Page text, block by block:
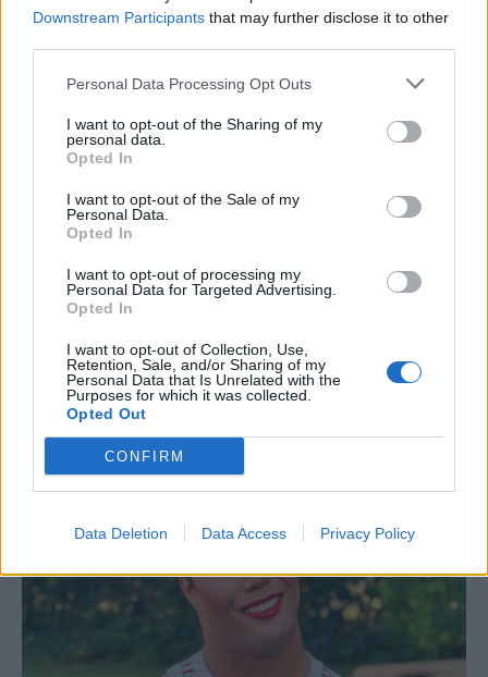
Downstream Participants that may further disclose it to other
Personal Data Processing Opt Outs
I want to opt-out of the Sharing of my
personal data.
Opted In
I want to opt-out of the Sale of my
Personal Data.
Opted In
I want to opt-out of processing my
Personal Data for Targeted Advertising.
Opted In
I want to opt-out of Collection, Use,
Retention, Sale, and/or Sharing of my
Personal Data that Is Unrelated with the
Purposes for which it was collected.
Opted Out
CONFIRM
Data Deletion Data Access Privacy Policy